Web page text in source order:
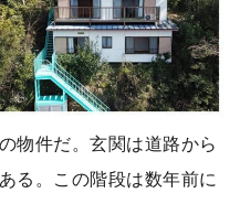
物件だ。玄関は道路から
る。この階段は数年前に